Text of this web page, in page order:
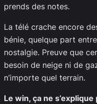
prends des notes.
La télé crache encore
bénie, quelque part
nostalgie. Preuve que
besoin de neige ni de
n’importe quel terrain.
Le win, ça ne